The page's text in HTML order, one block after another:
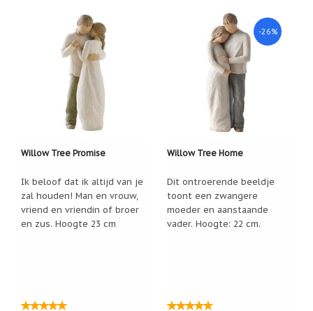
Verhuizingsuitverkoop
van
De
Vrolijke
Willow Tree Promise
Ik beloof dat ik altijd van je
zal houden! Man en vrouw,
vriend en vriendin of broer
en zus. Hoogte 23 cm
-26%
Willow Tree Home
Dit ontroerende beeldje
toont een zwangere
moeder en aanstaande
vader. Hoogte: 22 cm.